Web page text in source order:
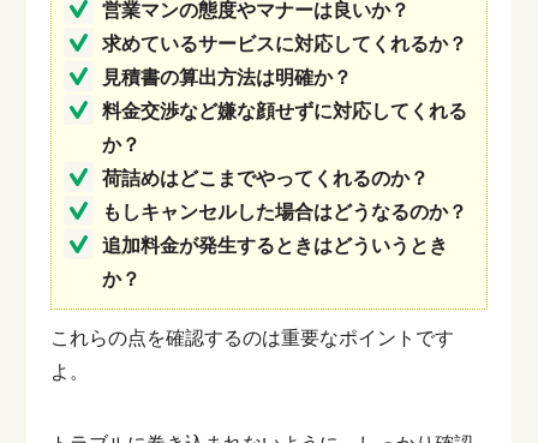
営業マンの態度やマナーは良いか？
求めているサービスに対応してくれるか？
見積書の算出方法は明確か？
料金交渉など嫌な顔せずに対応してくれる
か？
荷詰めはどこまでやってくれるのか？
もしキャンセルした場合はどうなるのか？
追加料金が発生するときはどういうとき
か？
これらの点を確認するのは重要なポイントです
よ。